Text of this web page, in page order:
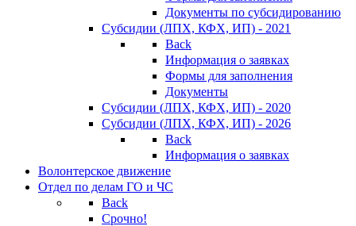
Документы по субсидированию
Субсидии (ЛПХ, КФХ, ИП) - 2021
Back
Информация о заявках
Формы для заполнения
Документы
Субсидии (ЛПХ, КФХ, ИП) - 2020
Субсидии (ЛПХ, КФХ, ИП) - 2026
Back
Информация о заявках
Волонтерское движение
Отдел по делам ГО и ЧС
Back
Срочно!